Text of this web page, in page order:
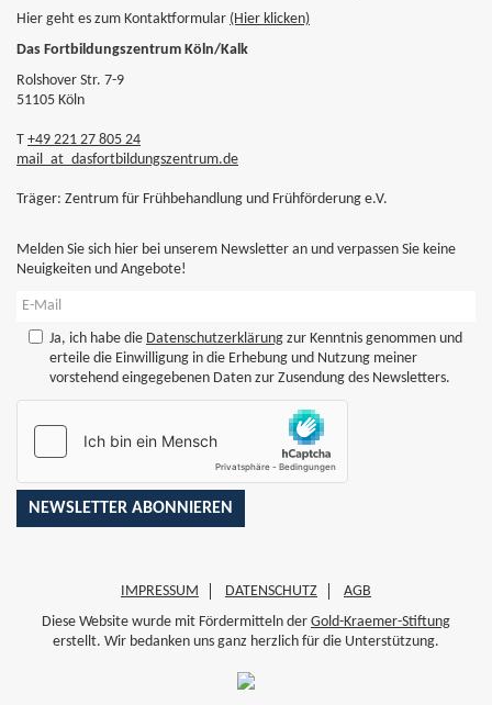
Hier geht es zum Kontaktformular (Hier klicken)
Das Fortbildungszentrum Köln/Kalk
Rolshover Str. 7-9
51105 Köln
T +49 221 27 805 24
mail _at_ dasfortbildungszentrum.de
Träger: Zentrum für Frühbehandlung und Frühförderung e.V.
Melden Sie sich hier bei unserem Newsletter an und verpassen Sie keine
Neuigkeiten und Angebote!
Ja, ich habe die Datenschutzerklärung zur Kenntnis genommen und
erteile die Einwilligung in die Erhebung und Nutzung meiner
vorstehend eingegebenen Daten zur Zusendung des Newsletters.
IMPRESSUM DATENSCHUTZ
AGB
Diese Website wurde mit Fördermitteln der Gold-Kraemer-Stiftung
erstellt. Wir bedanken uns ganz herzlich für die Unterstützung.